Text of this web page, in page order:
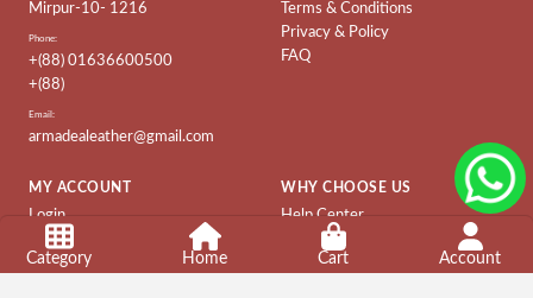
Mirpur-10- 1216
Phone:
+(88) 01636600500
+(88)
Email:
armadealeather@gmail.com
Terms & Conditions
Privacy & Policy
FAQ
MY ACCOUNT
Login
Order History
Company
WHY CHOOSE US
Help Center
Customer Service
Shopping Guide
Category Home Cart Account